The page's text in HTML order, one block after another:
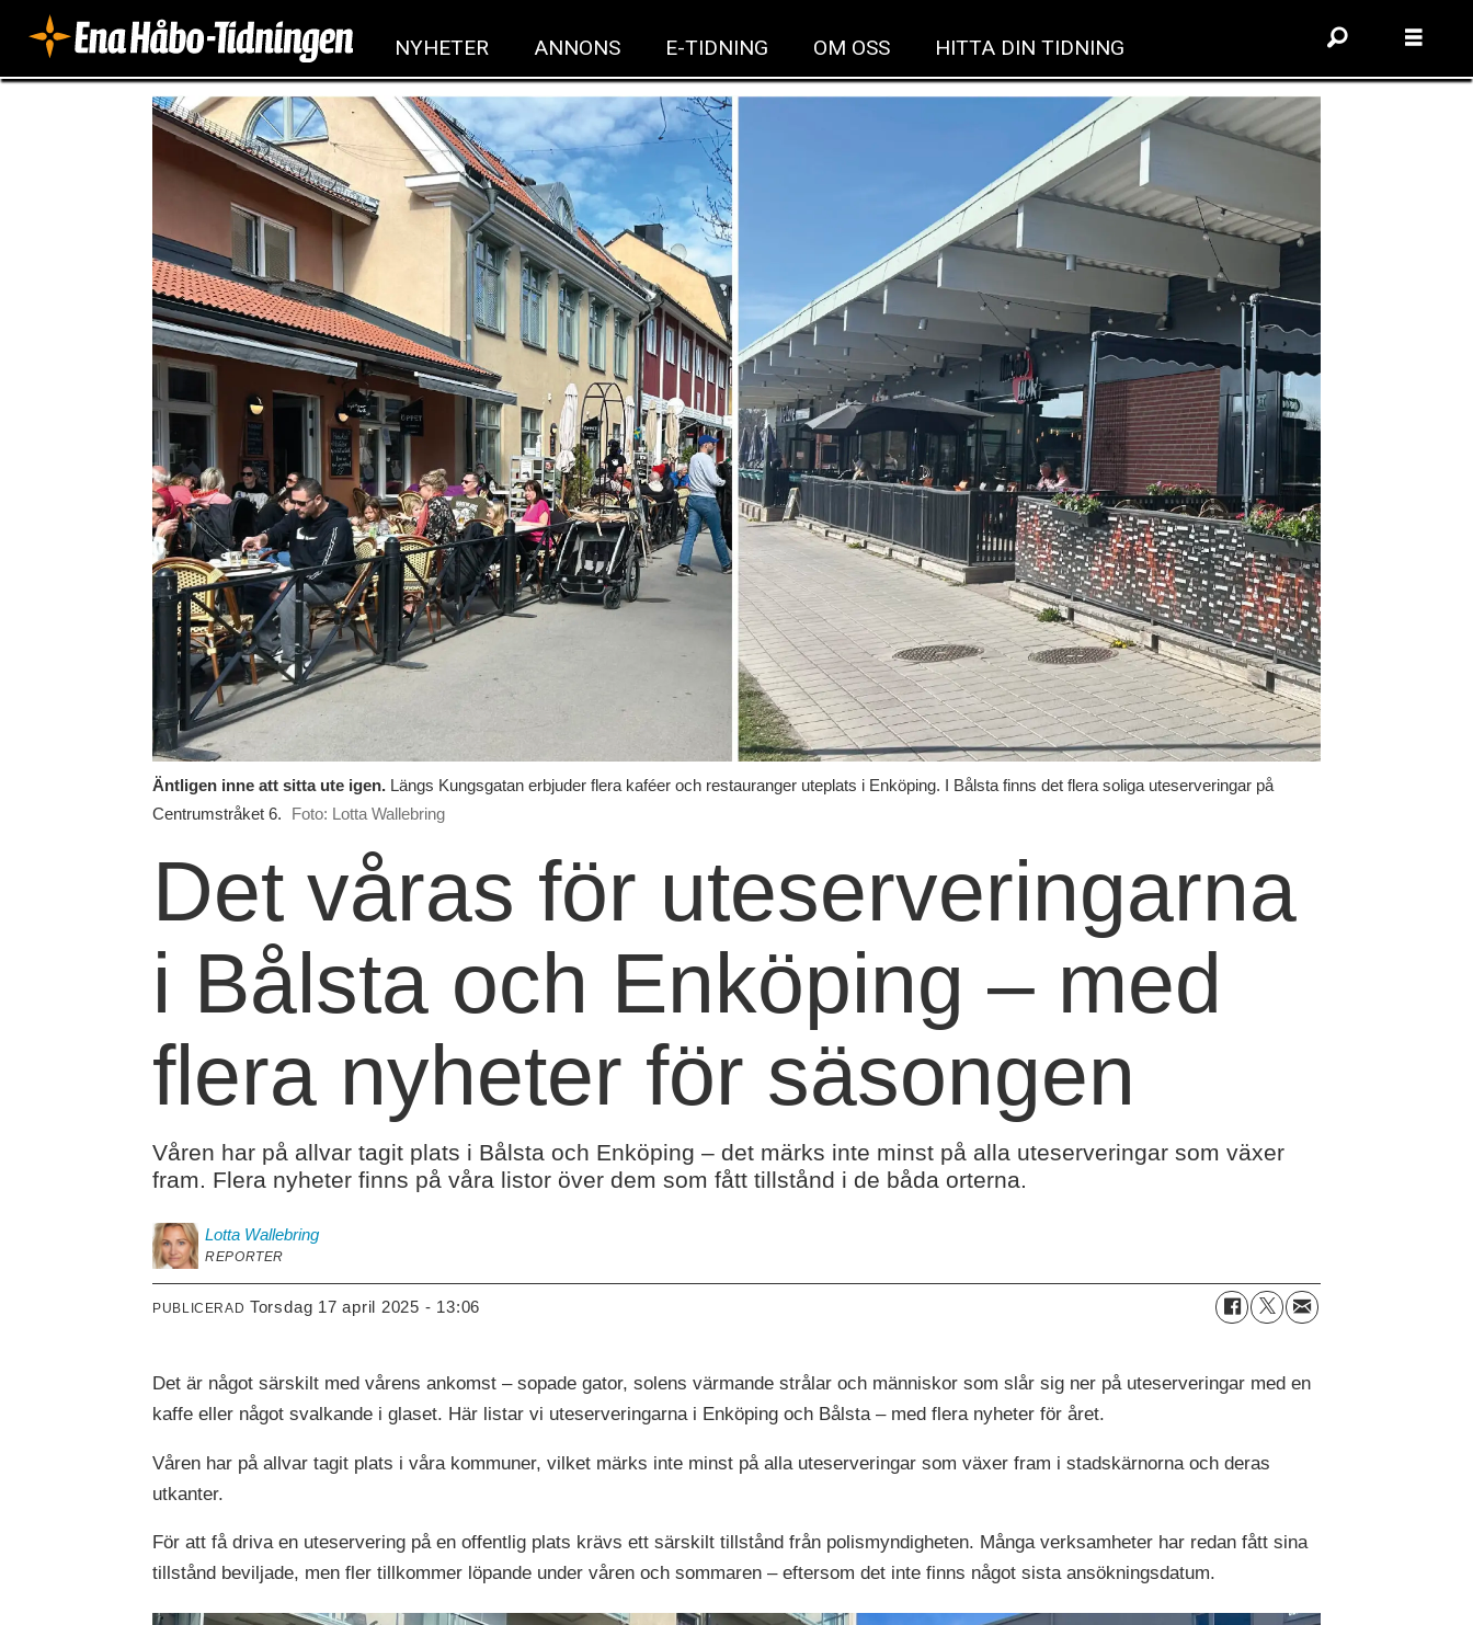
NYHETER ANNONS E-TIDNING OM OSS HITTA DIN TIDNING
Äntligen inne att sitta ute igen. Längs Kungsgatan erbjuder flera kaféer och restauranger uteplats i Enköping. I Bålsta finns det flera soliga uteserveringar på
Centrumstråket 6.
Foto: Lotta Wallebring
Det våras för uteserveringarna
i Bålsta och Enköping – med
flera nyheter för säsongen
Våren har på allvar tagit plats i Bålsta och Enköping – det märks inte minst på alla uteserveringar som växer
fram. Flera nyheter finns på våra listor över dem som fått tillstånd i de båda orterna.
Lotta Wallebring
REPORTER
PUBLICERAD torsdag 17 april 2025 - 13:06
Det är något särskilt med vårens ankomst – sopade gator, solens värmande strålar och människor som slår sig ner på uteserveringar med en
kaffe eller något svalkande i glaset. Här listar vi uteserveringarna i Enköping och Bålsta – med flera nyheter för året.
Våren har på allvar tagit plats i våra kommuner, vilket märks inte minst på alla uteserveringar som växer fram i stadskärnorna och deras
utkanter.
För att få driva en uteservering på en offentlig plats krävs ett särskilt tillstånd från polismyndigheten. Många verksamheter har redan fått sina
tillstånd beviljade, men fler tillkommer löpande under våren och sommaren – eftersom det inte finns något sista ansökningsdatum.